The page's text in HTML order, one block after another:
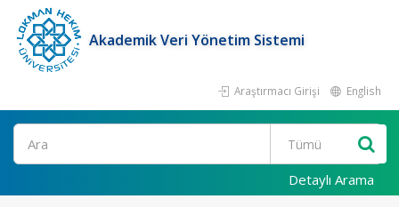
Akademik Veri Yönetim Sistemi
Araştırmacı Girişi English
Ara
Detaylı Arama